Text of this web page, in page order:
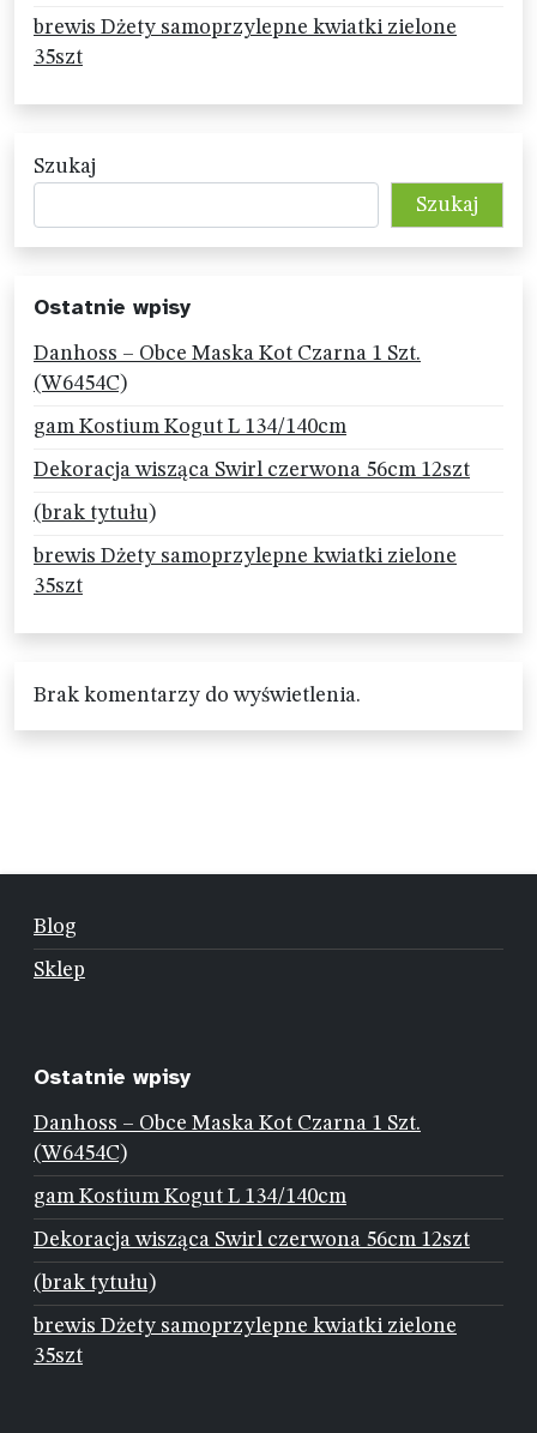
brewis Dżety samoprzylepne kwiatki zielone
35szt
Szukaj
Szukaj
Ostatnie wpisy
Danhoss – Obce Maska Kot Czarna 1 Szt.
(W6454C)
gam Kostium Kogut L 134/140cm
Dekoracja wisząca Swirl czerwona 56cm 12szt
(brak tytułu)
brewis Dżety samoprzylepne kwiatki zielone
35szt
Brak komentarzy do wyświetlenia.
Blog
Sklep
Ostatnie wpisy
Danhoss – Obce Maska Kot Czarna 1 Szt.
(W6454C)
gam Kostium Kogut L 134/140cm
Dekoracja wisząca Swirl czerwona 56cm 12szt
(brak tytułu)
brewis Dżety samoprzylepne kwiatki zielone
35szt